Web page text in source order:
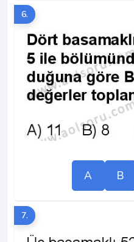
6.
A B
7.